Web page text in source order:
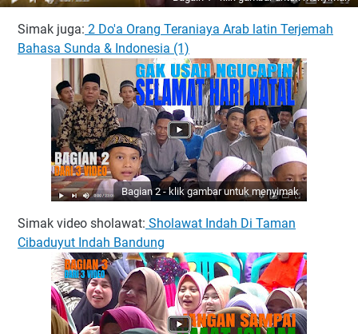
Simak juga: 2 Do'a Orang Teraniaya Arab latin Terjemah
Bahasa Sunda & Indonesia (1)
Bagian 2 - klik gambar untuk menyimak
Simak video sholawat: Sholawat Indah Di Taman
Cibaduyut Indah Bandung